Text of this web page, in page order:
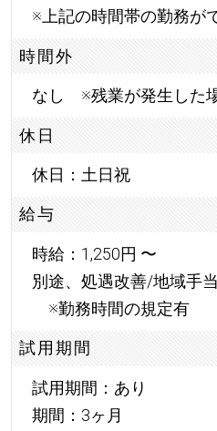
※上記の時間帯の勤務が
時間外
なし ※残業が発生した
休日
休日：土日祝
給与
時給：1,250円 〜
別途、処遇改善/地域手
※勤務時間の規定有
試用期間
試用期間：あり
期間：3ヶ月